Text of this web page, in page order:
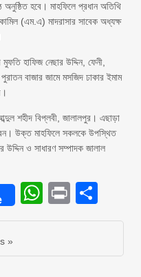
অনুষ্ঠিত হবে। মাহফিলে প্রধান অতিথি
(এম.এ) মাদরাসার সাবেক অধ্যক্ষ
হাফিজ নেছার উদ্দিন, ফেনী,
বাজার জামে মসজিদ ঢাকার ইমাম
শহীদ বিপ্লবী, জালালপুর। এছাড়া
উক্ত মাহফিলে সকলকে উপস্থিত
উদ্দিন ও সাধারণ সম্পাদক জালাল
Print
»